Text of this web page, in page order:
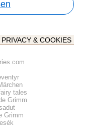
PRIVACY & COOKIES
tales
Grimm
Grimm